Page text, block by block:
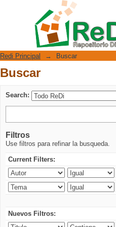
Repositorio Digital
Redi Principal → Buscar
Buscar
Search:
Filtros
Use filtros para refinar la busqueda.
Current Filters:
Nuevos Filtros: